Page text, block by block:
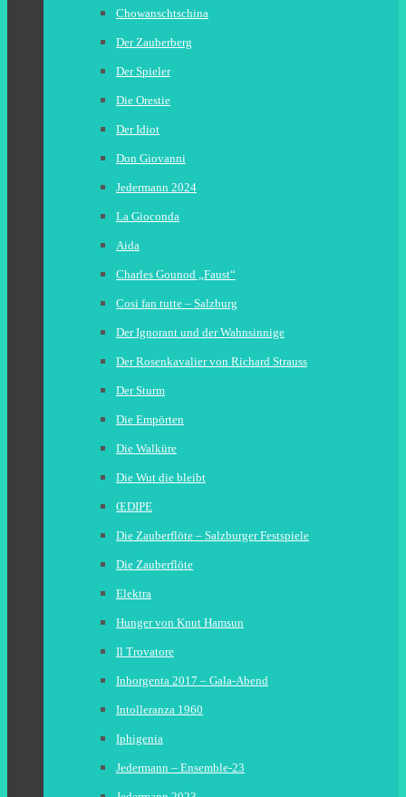
Chowanschtschina
Der Zauberberg
Der Spieler
Die Orestie
Der Idiot
Don Giovanni
Jedermann 2024
La Gioconda
Aida
Charles Gounod „Faust“
Cosi fan tutte – Salzburg
Der Ignorant und der Wahnsinnige
Der Rosenkavalier von Richard Strauss
Der Sturm
Die Empörten
Die Walküre
Die Wut die bleibt
ŒDIPE
Die Zauberflöte – Salzburger Festspiele
Die Zauberflöte
Elektra
Hunger von Knut Hamsun
Il Trovatore
Inhorgenta 2017 – Gala-Abend
Intolleranza 1960
Iphigenia
Jedermann – Ensemble-23